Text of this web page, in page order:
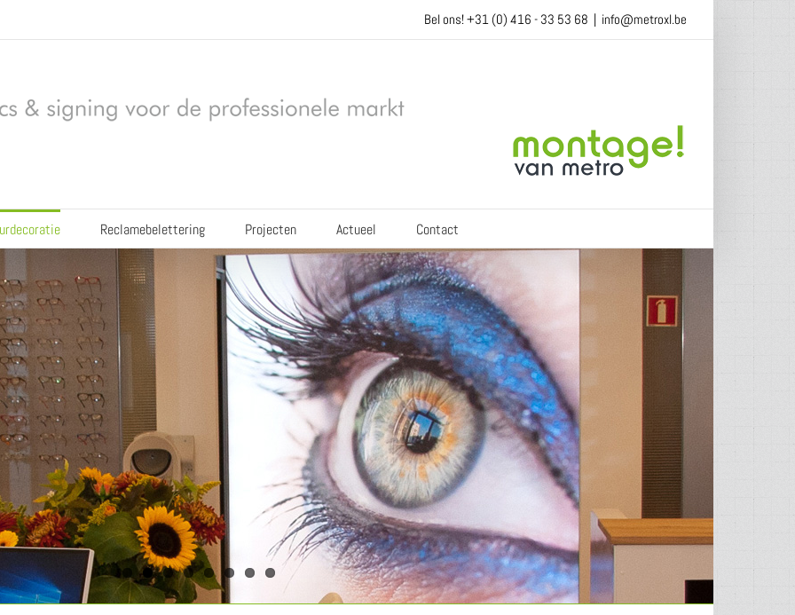
Bel ons! +31 (0) 416 - 33 53 68 | info@metroxl.be
Reclamebelettering Projecten Actueel Contact